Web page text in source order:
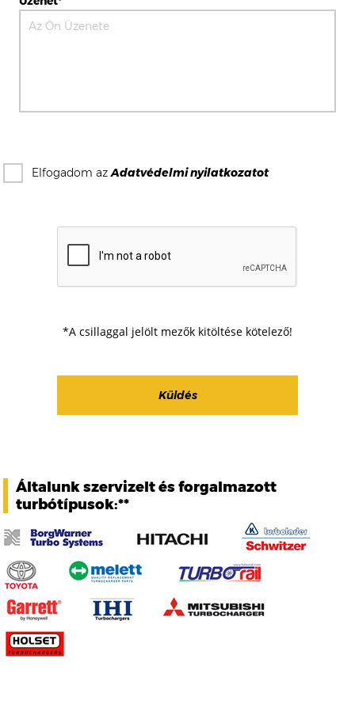
Elfogadom azAdatvédelmi nyilatkozatot
*A csillaggal jelölt mezők kitöltése kötelező!
Általunk szervizelt és forgalmazott
turbótípusok:**